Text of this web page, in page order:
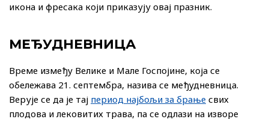
икона и фресака који приказују овај празник.
МЕЂУДНЕВНИЦА
Време између Велике и Мале Госпојине, која се
обележава 21. септембра, назива се међудневница.
Верује се да је тај период најбољи за брање свих
плодова и лековитих трава, па се одлази на изворе